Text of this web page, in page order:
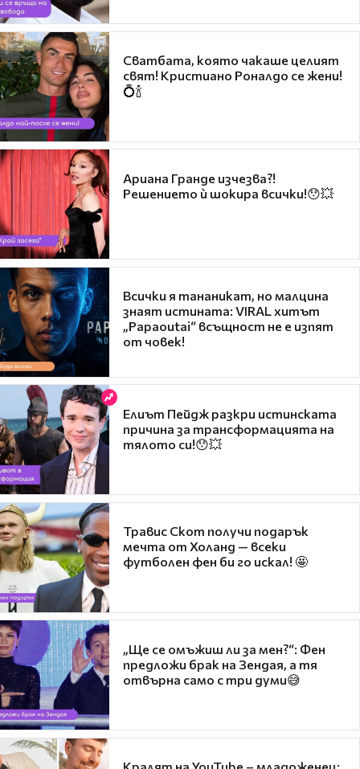
Сватбата, която чакаше целият
свят! Кристиано Роналдо се жени!
💍🍾
Ариана Гранде изчезва?!
Решението ѝ шокира всички!😯💥
Всички я тананикат, но малцина
знаят истината: VIRAL хитът
„Papaoutai“ всъщност не е изпят
от човек!
Елиът Пейдж разкри истинската
причина за трансформацията на
тялото си!😯💥
Травис Скот получи подарък
мечта от Холанд — всеки
футболен фен би го искал! 🤩
„Ще се омъжиш ли за мен?“: Фен
предложи брак на Зендая, а тя
отвърна само с три думи😅